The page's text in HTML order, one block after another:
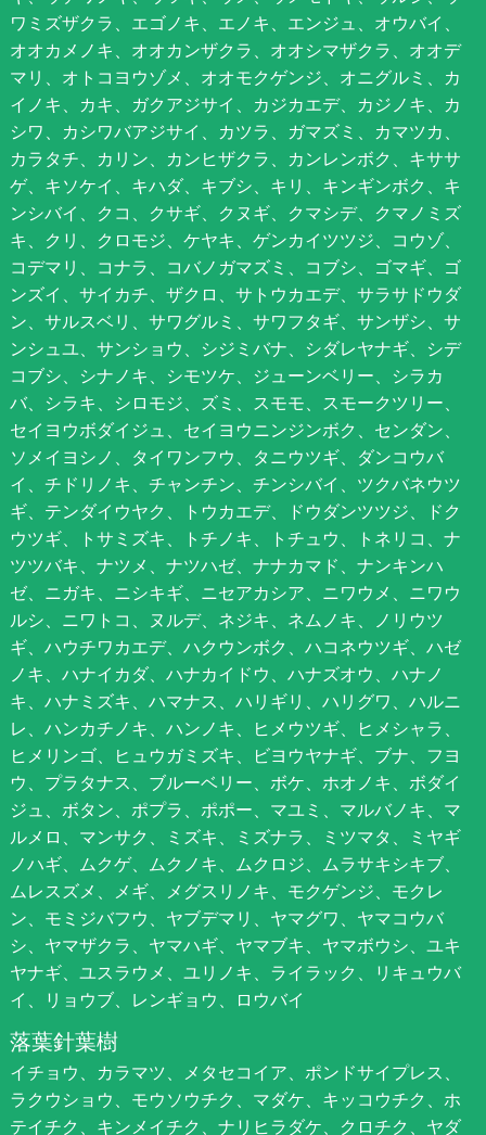
ワミズザクラ、エゴノキ、エノキ、エンジュ、オウバイ、
オオカメノキ、オオカンザクラ、オオシマザクラ、オオデ
マリ、オトコヨウゾメ、オオモクゲンジ、オニグルミ、カ
イノキ、カキ、ガクアジサイ、カジカエデ、カジノキ、カ
シワ、カシワバアジサイ、カツラ、ガマズミ、カマツカ、
カラタチ、カリン、カンヒザクラ、カンレンボク、キササ
ゲ、キソケイ、キハダ、キブシ、キリ、キンギンボク、キ
ンシバイ、クコ、クサギ、クヌギ、クマシデ、クマノミズ
キ、クリ、クロモジ、ケヤキ、ゲンカイツツジ、コウゾ、
コデマリ、コナラ、コバノガマズミ、コブシ、ゴマギ、ゴ
ンズイ、サイカチ、ザクロ、サトウカエデ、サラサドウダ
ン、サルスベリ、サワグルミ、サワフタギ、サンザシ、サ
ンシュユ、サンショウ、シジミバナ、シダレヤナギ、シデ
コブシ、シナノキ、シモツケ、ジューンベリー、シラカ
バ、シラキ、シロモジ、ズミ、スモモ、スモークツリー、
セイヨウボダイジュ、セイヨウニンジンボク、センダン、
ソメイヨシノ、タイワンフウ、タニウツギ、ダンコウバ
イ、チドリノキ、チャンチン、チンシバイ、ツクバネウツ
ギ、テンダイウヤク、トウカエデ、ドウダンツツジ、ドク
ウツギ、トサミズキ、トチノキ、トチュウ、トネリコ、ナ
ツツバキ、ナツメ、ナツハゼ、ナナカマド、ナンキンハ
ゼ、ニガキ、ニシキギ、ニセアカシア、ニワウメ、ニワウ
ルシ、ニワトコ、ヌルデ、ネジキ、ネムノキ、ノリウツ
ギ、ハウチワカエデ、ハクウンボク、ハコネウツギ、ハゼ
ノキ、ハナイカダ、ハナカイドウ、ハナズオウ、ハナノ
キ、ハナミズキ、ハマナス、ハリギリ、ハリグワ、ハルニ
レ、ハンカチノキ、ハンノキ、ヒメウツギ、ヒメシャラ、
ヒメリンゴ、ヒュウガミズキ、ビヨウヤナギ、ブナ、フヨ
ウ、プラタナス、ブルーベリー、ボケ、ホオノキ、ボダイ
ジュ、ボタン、ポプラ、ポポー、マユミ、マルバノキ、マ
ルメロ、マンサク、ミズキ、ミズナラ、ミツマタ、ミヤギ
ノハギ、ムクゲ、ムクノキ、ムクロジ、ムラサキシキブ、
ムレスズメ、メギ、メグスリノキ、モクゲンジ、モクレ
ン、モミジバフウ、ヤブデマリ、ヤマグワ、ヤマコウバ
シ、ヤマザクラ、ヤマハギ、ヤマブキ、ヤマボウシ、ユキ
ヤナギ、ユスラウメ、ユリノキ、ライラック、リキュウバ
イ、リョウブ、レンギョウ、ロウバイ
落葉針葉樹
イチョウ、カラマツ、メタセコイア、ポンドサイプレス、
ラクウショウ、モウソウチク、マダケ、キッコウチク、ホ
テイチク、キンメイチク、ナリヒラダケ、クロチク、ヤダ